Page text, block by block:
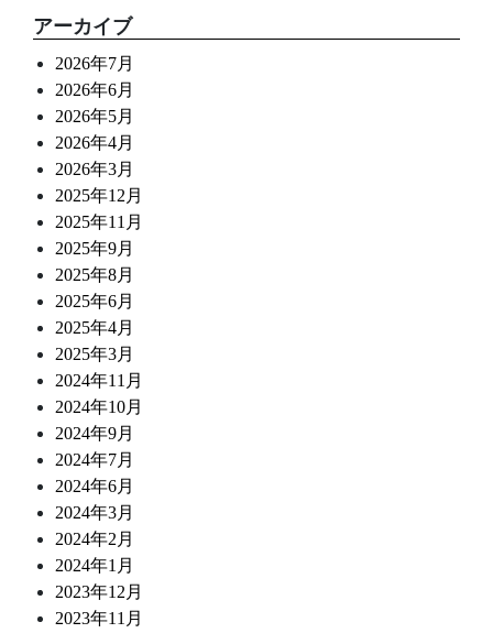
アーカイブ
2026年7月
2026年6月
2026年5月
2026年4月
2026年3月
2025年12月
2025年11月
2025年9月
2025年8月
2025年6月
2025年4月
2025年3月
2024年11月
2024年10月
2024年9月
2024年7月
2024年6月
2024年3月
2024年2月
2024年1月
2023年12月
2023年11月